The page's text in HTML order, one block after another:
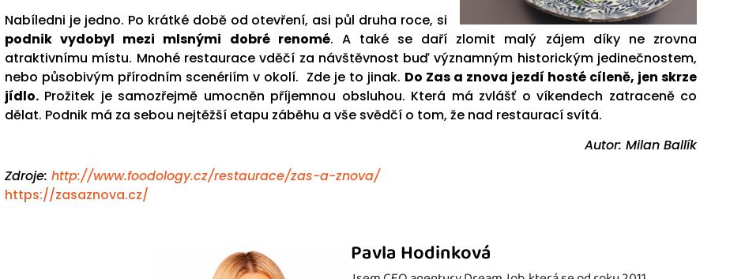
Nabíledni je jedno. Po krátké době od otevření, asi půl druha roce, si
podnik vydobyl mezi mlsnými dobré renomé. A také se daří zlomit malý zájem díky ne zrovna
atraktivnímu místu. Mnohé restaurace vděčí za návštěvnost buď významným historickým jedinečnostem,
nebo působivým přírodním scenériím v okolí. Zde je to jinak. Do Zas a znova jezdí hosté cíleně, jen skrze
jídlo. Prožitek je samozřejmě umocněn příjemnou obsluhou. Která má zvlášť o víkendech zatraceně co
dělat. Podnik má za sebou nejtěžší etapu záběhu a vše svědčí o tom, že nad restaurací svítá.
Autor: Milan Ballík
Zdroje: http://www.foodology.cz/restaurace/zas-a-znova/
https://zasaznova.cz/
Pavla Hodinková